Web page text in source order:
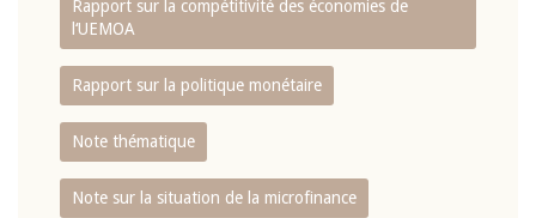
Rapport sur la compétitivité des économies de
l‘UEMOA
Rapport sur la politique monétaire
Note thématique
Note sur la situation de la microfinance